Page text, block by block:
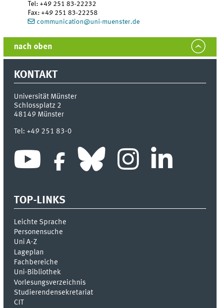
Tel:+49 251 83-22232
Fax:+49 251 83-22258
communication@uni-muenster.de
nach oben
KONTAKT
Universität Münster
Schlossplatz 2
48149 Münster
Tel:+49 251 83-0
TOP-LINKS
Leichte Sprache
Personensuche
Uni A-Z
Lageplan
Fachbereiche
Uni-Bi­bli­o­thek
Vor­le­sungs­ver­zeich­nis
Stu­die­ren­den­se­kre­ta­ri­at
CIT